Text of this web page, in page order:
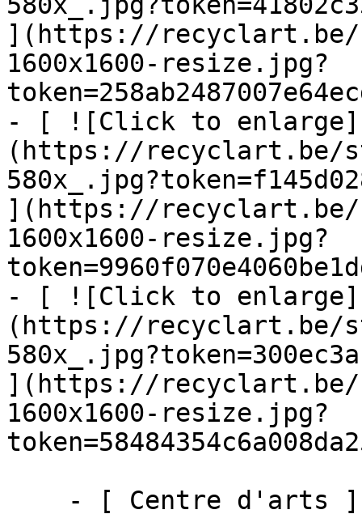
](https://
1600x1600-resize.jpg?
- [ ![Click to enlarge]
(https://recyclart.be/
](https://
1600x1600-resize.jpg?
- [ ![Click to enlarge]
(https://recyclart.be/
](https://
1600x1600-resize.jpg?